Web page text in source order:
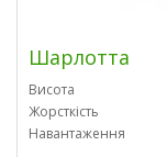
Шарлотта
Висота
Жорсткість
Навантаження